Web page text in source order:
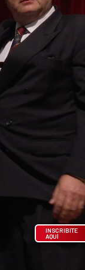
INSCRIBITE
AQUÍ